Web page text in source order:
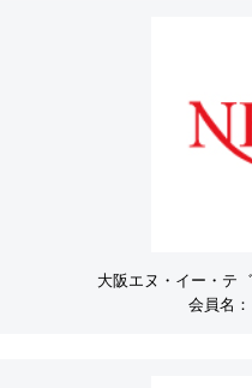
大阪エヌ・イー・テ
会員名：